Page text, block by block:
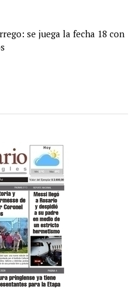
se juega la fecha 18 con